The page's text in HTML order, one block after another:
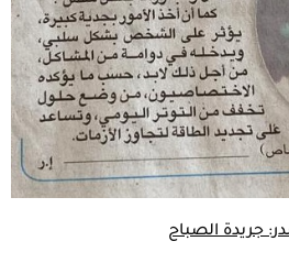
جريدة الصباح